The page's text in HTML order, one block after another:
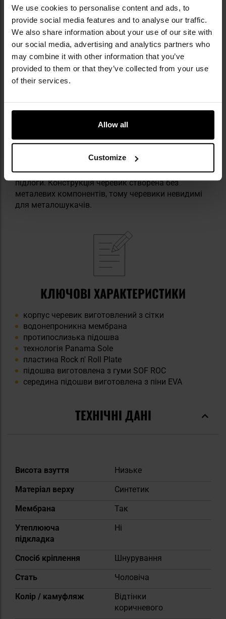
We use cookies to personalise content and ads, to
provide social media features and to analyse our traffic.
We also share information about your use of our site with
our social media, advertising and analytics partners who
may combine it with other information that you’ve
provided to them or that they’ve collected from your use
of their services.
Allow all
Customize
ПРОТИПОСЛИЗЬКА ПІДОШВА,
ТЕХНОЛОГІЯ PANAMA SOLE
Протипослизька підошва, виготовлена з гумиSOF
ROCза технологією
підошви виготовлена з піниEVAподвійної
підвищує захист підошви стопи від точкового
тиску каменів, коренів та інших твердих елементів
підлоги. Конструкція черевик створена без
металевих компонентів, тому черевики невидимі
для металошукачів.
КЛЮЧОВІ ХАРАКТЕРИСТИКИ
корпус черевик виготовлений з сітки
водонепроникна мембрана
протипослизька підошва
технологія Panama Sole
пластина Rock n' Roll Plate
підошва виготовлена з гуми SOF ROC
середина підошви виготовлена з піни EVA
ТЕХНІЧНІ ДАНІ
Докладніше
Висота взуття
Низьке
Матеріал верху
Синтетик
Мембрана
Так
Утеплююча
підкладка
Ні
Спосіб кріплення
Шнурування
Cтать
Чоловіча
Колір / камуфляж
Відтінки
коричневого